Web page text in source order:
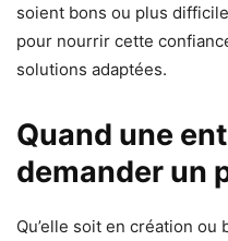
soient bons ou plus
pour nourrir cette
solutions adaptées.
Quand une
demander un
Qu’elle soit en création